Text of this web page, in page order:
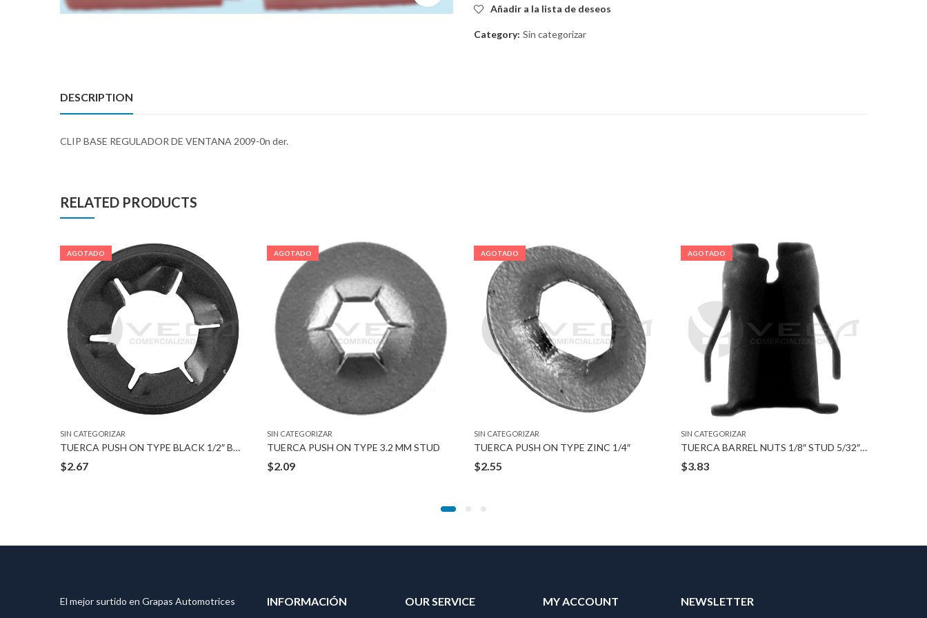
Añadir a la lista de deseos
Category: Sin categorizar
DESCRIPTION
CLIP BASE REGULADOR DE VENTANA 2009-0n der.
RELATED PRODUCTS
AGOTADO
SIN CATEGORIZAR
TUERCA PUSH ON TYPE BLACK 1/2″ BOLT
$2.67
AGOTADO
SIN CATEGORIZAR
TUERCA PUSH ON TYPE 3.2 MM STUD
$2.09
AGOTADO
SIN CATEGORIZAR
TUERCA PUSH ON TYPE ZINC 1/4″
$2.55
AGOTADO
SIN CATEGORIZAR
TUERCA BARREL NUTS 1/8″ STUD 5/32″ HOLE
$3.83
El mejor surtido en Grapas Automotrices
INFORMACIÓN OUR SERVICE MY ACCOUNT NEWSLETTER